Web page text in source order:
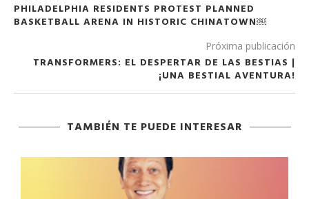
PHILADELPHIA RESIDENTS PROTEST PLANNED
BASKETBALL ARENA IN HISTORIC CHINATOWN￼
Próxima publicación
TRANSFORMERS: EL DESPERTAR DE LAS BESTIAS |
¡UNA BESTIAL AVENTURA!
TAMBIÉN TE PUEDE INTERESAR